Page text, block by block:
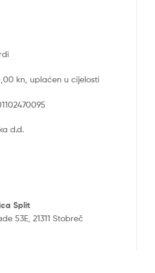
kn, uplaćen u cijelosti
d.d.
Split
53E, 21311 Stobreč